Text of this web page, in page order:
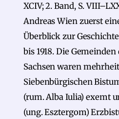
XCIV; 2. Band, S.
Andreas Wien zuerst
Überblick zur
bis 1918. Die
Sachsen waren
Siebenbürgischen
(rum. Alba Iulia) exemt
(ung. Esztergom)